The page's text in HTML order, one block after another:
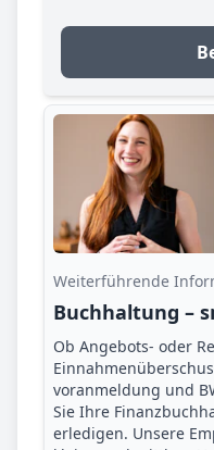
Weiterführende
Buchhaltung –
Ob Angebots- oder
voranmeldung und
Sie Ihre
erledigen. Unsere